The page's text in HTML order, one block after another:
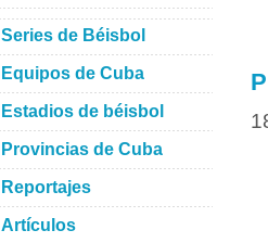
Series de Béisbol
Equipos de Cuba
Estadios de béisbol
Provincias de Cuba
Reportajes
Artículos